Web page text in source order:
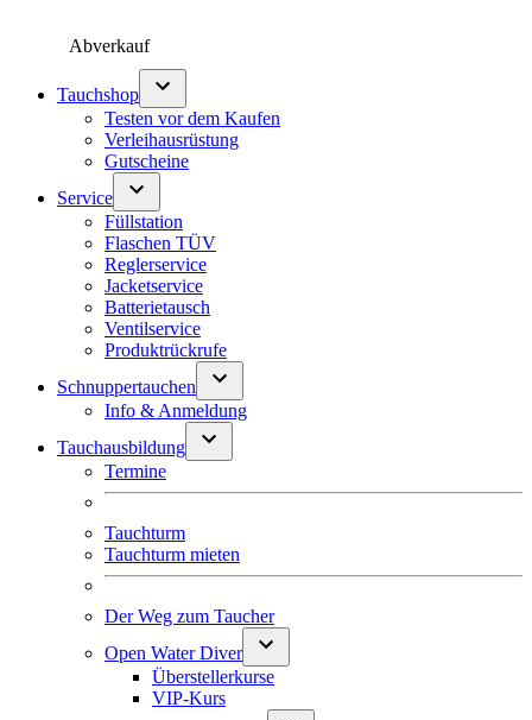
Abverkauf
Tauchshop
Testen vor dem Kaufen
Verleihausrüstung
Gutscheine
Service
Füllstation
Flaschen TÜV
Reglerservice
Jacketservice
Batterietausch
Ventilservice
Produktrückrufe
Schnuppertauchen
Info & Anmeldung
Tauchausbildung
Termine
Tauchturm
Tauchturm mieten
Der Weg zum Taucher
Open Water Diver
Überstellerkurse
VIP-Kurs